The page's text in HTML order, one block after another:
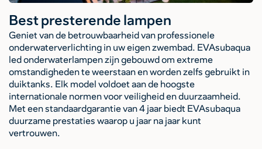
Best presterende lampen
Geniet van de betrouwbaarheid van professionele
onderwaterverlichting in uw eigen zwembad. EVAsubaqua
led onderwaterlampen zijn gebouwd om extreme
omstandigheden te weerstaan en worden zelfs gebruikt in
duiktanks. Elk model voldoet aan de hoogste
internationale normen voor veiligheid en duurzaamheid.
Met een standaardgarantie van 4 jaar biedt EVAsubaqua
duurzame prestaties waarop u jaar na jaar kunt
vertrouwen.